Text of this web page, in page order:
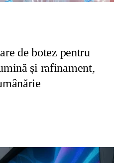
de botez pentru
și rafinament,